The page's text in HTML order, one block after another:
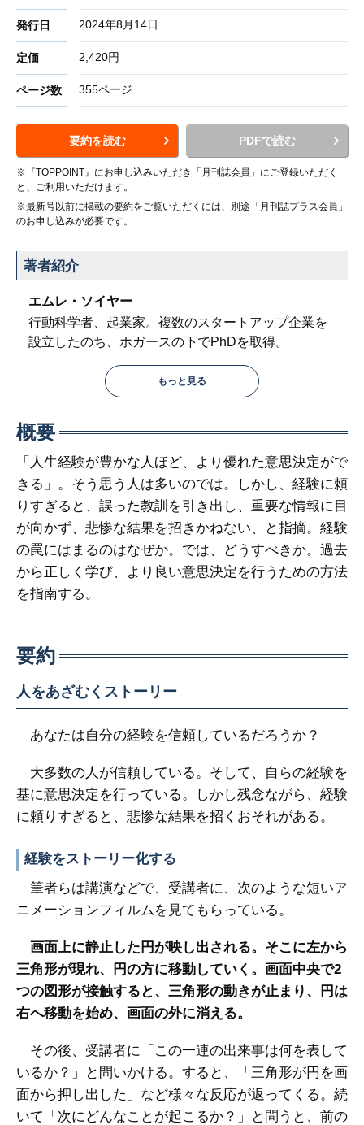
発行日 2024年8月14日
定価 2,420円
ページ数 355ページ
要約を読む PDFで読む
※『TOPPOINT』にお申し込みいただき「月刊誌会員」にご登録いただく
と、ご利用いただけます。
※最新号以前に掲載の要約をご覧いただくには、別途「月刊誌プラス会員」
のお申し込みが必要です。
著者紹介
エムレ・ソイヤー
行動科学者、起業家。複数のスタートアップ企業を
設立したのち、ホガースの下でPhDを取得。
もっと見る
概要
「人生経験が豊かな人ほど、より優れた意思決定がで
きる」。そう思う人は多いのでは。しかし、経験に頼
りすぎると、誤った教訓を引き出し、重要な情報に目
が向かず、悲惨な結果を招きかねない、と指摘。経験
の罠にはまるのはなぜか。では、どうすべきか。過去
から正しく学び、より良い意思決定を行うための方法
を指南する。
要約
人をあざむくストーリー
あなたは自分の経験を信頼しているだろうか？
大多数の人が信頼している。そして、自らの経験を
基に意思決定を行っている。しかし残念ながら、経験
に頼りすぎると、悲惨な結果を招くおそれがある。
経験をストーリー化する
筆者らは講演などで、受講者に、次のような短いア
ニメーションフィルムを見てもらっている。
画面上に静止した円が映し出される。そこに左から
三角形が現れ、円の方に移動していく。画面中央で2
つの図形が接触すると、三角形の動きが止まり、円は
右へ移動を始め、画面の外に消える。
その後、受講者に「この一連の出来事は何を表して
いるか？」と問いかける。すると、「三角形が円を画
面から押し出した」など様々な反応が返ってくる。続
いて「次にどんなことが起こるか？」と問うと、前の